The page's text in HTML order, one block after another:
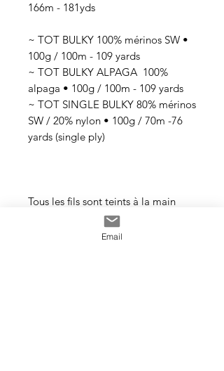
166m - 181yds
~ TOT BULKY 100% mérinos SW •
100g / 100m - 109 yards
~ TOT BULKY ALPAGA 100%
alpaga • 100g / 100m - 109 yards
~ TOT SINGLE BULKY 80% mérinos
SW / 20% nylon • 100g / 70m -76
yards (single ply)
Tous les fils sont teints à la main
avec des teintures acides
professionnelles non toxiques. Tous
Email